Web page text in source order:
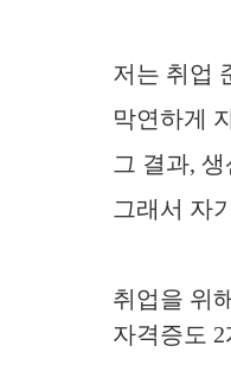
저는 취업
막연하게
그 결과, 생
그래서 자
취업을 위해
자격증도 2